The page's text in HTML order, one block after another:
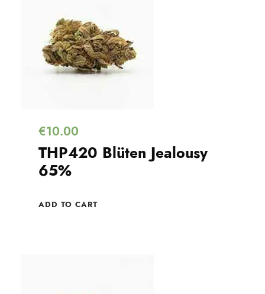
€10.00
THP420 Blüten Jealousy
65% ​​
ADD TO CART